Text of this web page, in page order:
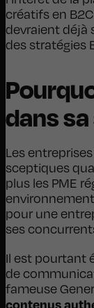
créatifs en
devraient déjà
des stratégies
dans
Les
sceptiques
plus les PME
pour une
ses
Il est pourtant
de
fameuse
contenus